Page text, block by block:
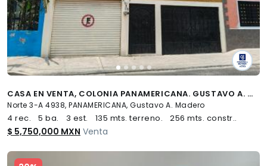
CASA EN VENTA, COLONIA PANAMERICANA. GUSTAVO A. MADERO
Norte 3-A 4938, PANAMERICANA, Gustavo A. Madero
4 rec. 5 ba. 3 est. 135 mts. terreno. 256 mts. constr..
$ 5,750,000 MXN Venta
Slide 1 of 5